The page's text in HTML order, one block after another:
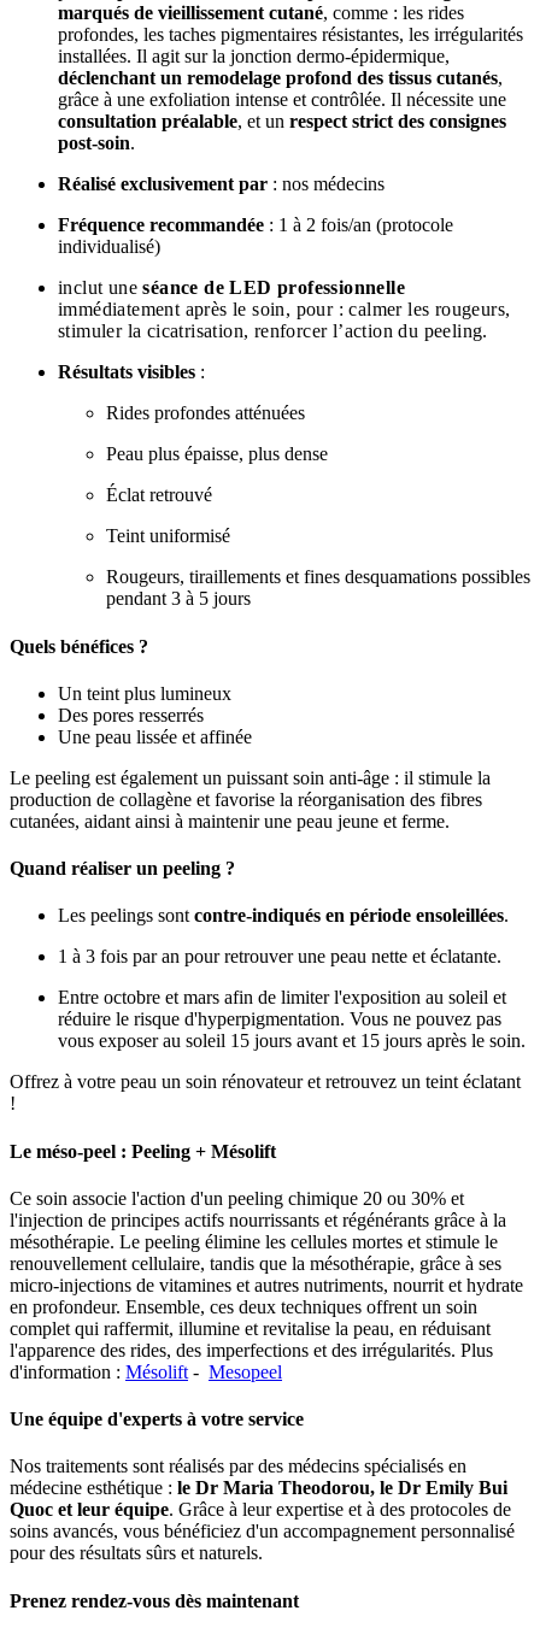
marqués de vieillissement cutané, comme : les rides
profondes, les taches pigmentaires résistantes, les irrégularités
installées. Il agit sur la jonction dermo-épidermique,
déclenchant un remodelage profond des tissus cutanés,
grâce à une exfoliation intense et contrôlée. Il nécessite une
consultation préalable, et un respect strict des consignes
post-soin.
Réalisé exclusivement par : nos médecins
Fréquence recommandée : 1 à 2 fois/an (protocole
individualisé)
inclut uneséance de LED professionnelle
immédiatement après le soin, pour :calmer les rougeurs,
stimuler la cicatrisation, renforcer l’action du peeling.
Résultats visibles :
Rides profondes atténuées
Peau plus épaisse, plus dense
Éclat retrouvé
Teint uniformisé
Rougeurs, tiraillements et fines desquamations possibles
pendant 3 à 5 jours
Quels bénéfices ?
Un teint plus lumineux
Des pores resserrés
Une peau lissée et affinée
Le peeling est également un puissant soin anti-âge : il stimule la
production de collagène et favorise la réorganisation des fibres
cutanées, aidant ainsi à maintenir une peau jeune et ferme.
Quand réaliser un peeling ?
Les peelings sont contre-indiqués en période ensoleillées.
1 à 3 fois par an pour retrouver une peau nette et éclatante.
Entre octobre et mars afin de limiter l'exposition au soleil et
réduire le risque d'hyperpigmentation. Vous ne pouvez pas
vous exposer au soleil 15 jours avant et 15 jours après le soin.
Offrez à votre peau un soin rénovateur et retrouvez un teint éclatant
!
Le méso-peel : Peeling + Mésolift
Ce soin associe l'action d'un peeling chimique 20 ou 30% et
l'injection de principes actifs nourrissants et régénérants grâce à la
mésothérapie. Le peeling élimine les cellules mortes et stimule le
renouvellement cellulaire, tandis que la mésothérapie, grâce à ses
micro-injections de vitamines et autres nutriments, nourrit et hydrate
en profondeur. Ensemble, ces deux techniques offrent un soin
complet qui raffermit, illumine et revitalise la peau, en réduisant
l'apparence des rides, des imperfections et des irrégularités. Plus
d'information : Mésolift - Mesopeel
Une équipe d'experts à votre service
Nos traitements sont réalisés par des médecins spécialisés en
médecine esthétique : le Dr Maria Theodorou, le Dr Emily Bui
Quoc et leur équipe. Grâce à leur expertise et à des protocoles de
soins avancés, vous bénéficiez d'un accompagnement personnalisé
pour des résultats sûrs et naturels.
Prenez rendez-vous dès maintenant